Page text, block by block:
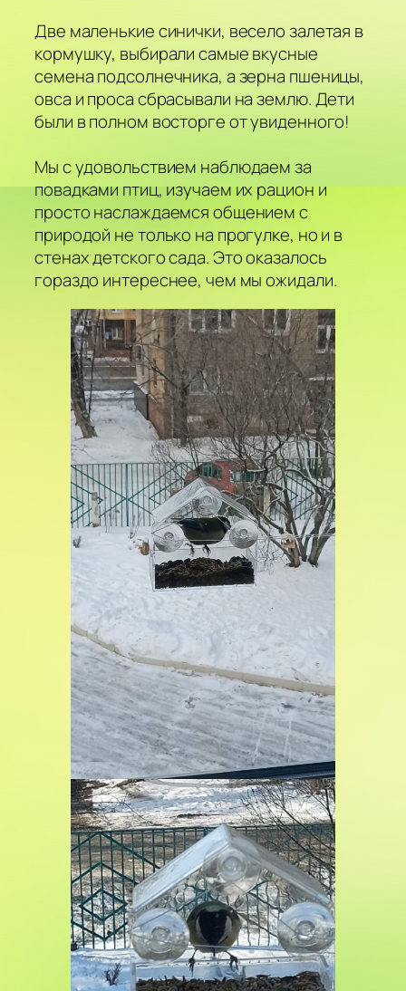
Две маленькие синички, весело залетая в
кормушку, выбирали самые вкусные
семена подсолнечника, а зерна пшеницы,
овса и проса сбрасывали на землю. Дети
были в полном восторге от увиденного!
Мы с удовольствием наблюдаем за
повадками птиц, изучаем их рацион и
просто наслаждаемся общением с
природой не только на прогулке, но и в
стенах детского сада. Это оказалось
гораздо интереснее, чем мы ожидали.